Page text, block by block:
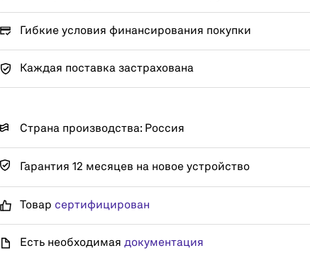
Гибкие условия финансирования покупки
Каждая поставка застрахована
Страна производства: Россия
Гарантия 12 месяцев на новое устройство
Товар сертифицирован
Есть необходимая документация